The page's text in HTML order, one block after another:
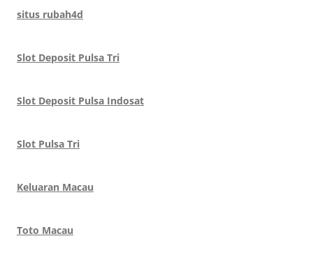
situs rubah4d
Slot Deposit Pulsa Tri
Slot Deposit Pulsa Indosat
Slot Pulsa Tri
Keluaran Macau
Toto Macau